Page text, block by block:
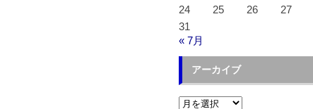
24
25 26 27
31
« 7月
アーカイブ
ア